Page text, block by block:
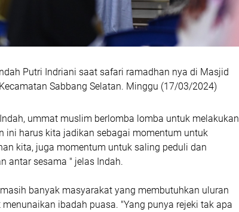
Putri Indriani saat safari ramadhan nya di Masjid
Sabbang Selatan. Minggu (17/03/2024)
ummat muslim berlomba lomba untuk melakukan
ini harus kita jadikan sebagai momentum untuk
kita, juga momentum untuk saling peduli dan
antar sesama " jelas Indah.
banyak masyarakat yang membutuhkan uluran
ibadah puasa. "Yang punya rejeki tak apa